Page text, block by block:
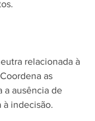
relacionada à
as
a ausência de
à indecisão.